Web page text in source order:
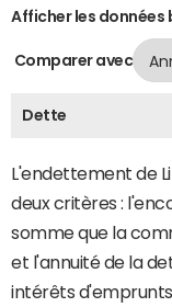
Afficher les
Comparer avec
Dette
L'endettement de
deux critères :
somme que la
et l'annuité de la
intérêts